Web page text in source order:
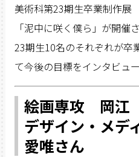
美術科第23期生卒業制作展
「泥中に咲く僕ら」が開催
23期生10名のそれぞれが卒
て今後の目標をインタビュ
絵画専攻 岡江
デザイン・メ
愛唯さん